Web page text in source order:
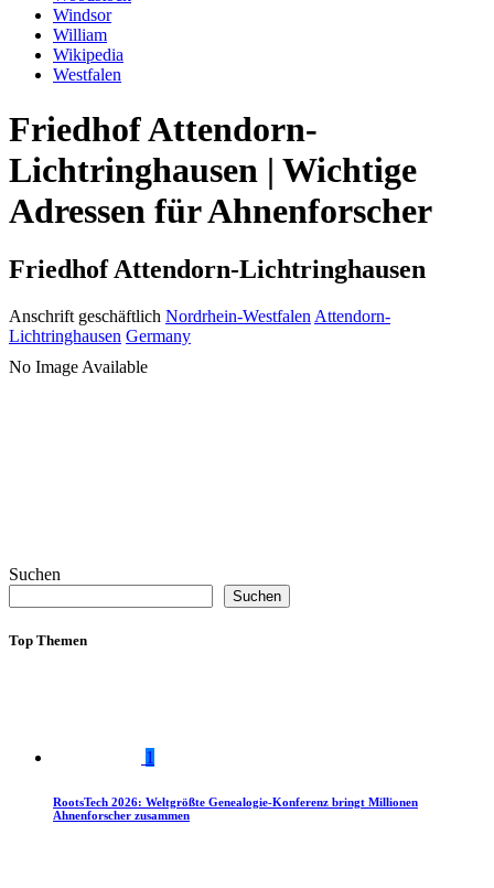
Windsor
William
Wikipedia
Westfalen
Friedhof Attendorn-
Lichtringhausen | Wichtige
Adressen für Ahnenforscher
Friedhof Attendorn-Lichtringhausen
Anschrift geschäftlich Nordrhein-Westfalen Attendorn-
Lichtringhausen Germany
No Image Available
Suchen
Suchen
Top Themen
1
RootsTech 2026: Weltgrößte Genealogie-Konferenz bringt Millionen
Ahnenforscher zusammen